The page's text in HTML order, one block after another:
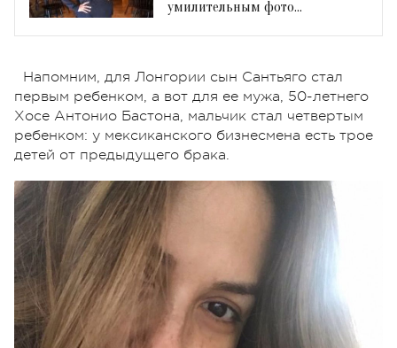
умилительным фото
Напомним, для Лонгории сын Сантьяго стал
первым ребенком, а вот для ее мужа, 50-летнего
Хосе Антонио Бастона, мальчик стал четвертым
ребенком: у мексиканского бизнесмена есть трое
детей от предыдущего брака.